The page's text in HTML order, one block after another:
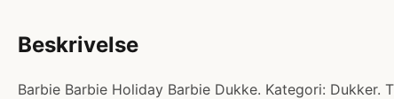
Beskrivelse
Barbie Barbie Holiday Barbie Dukke. Kategori: